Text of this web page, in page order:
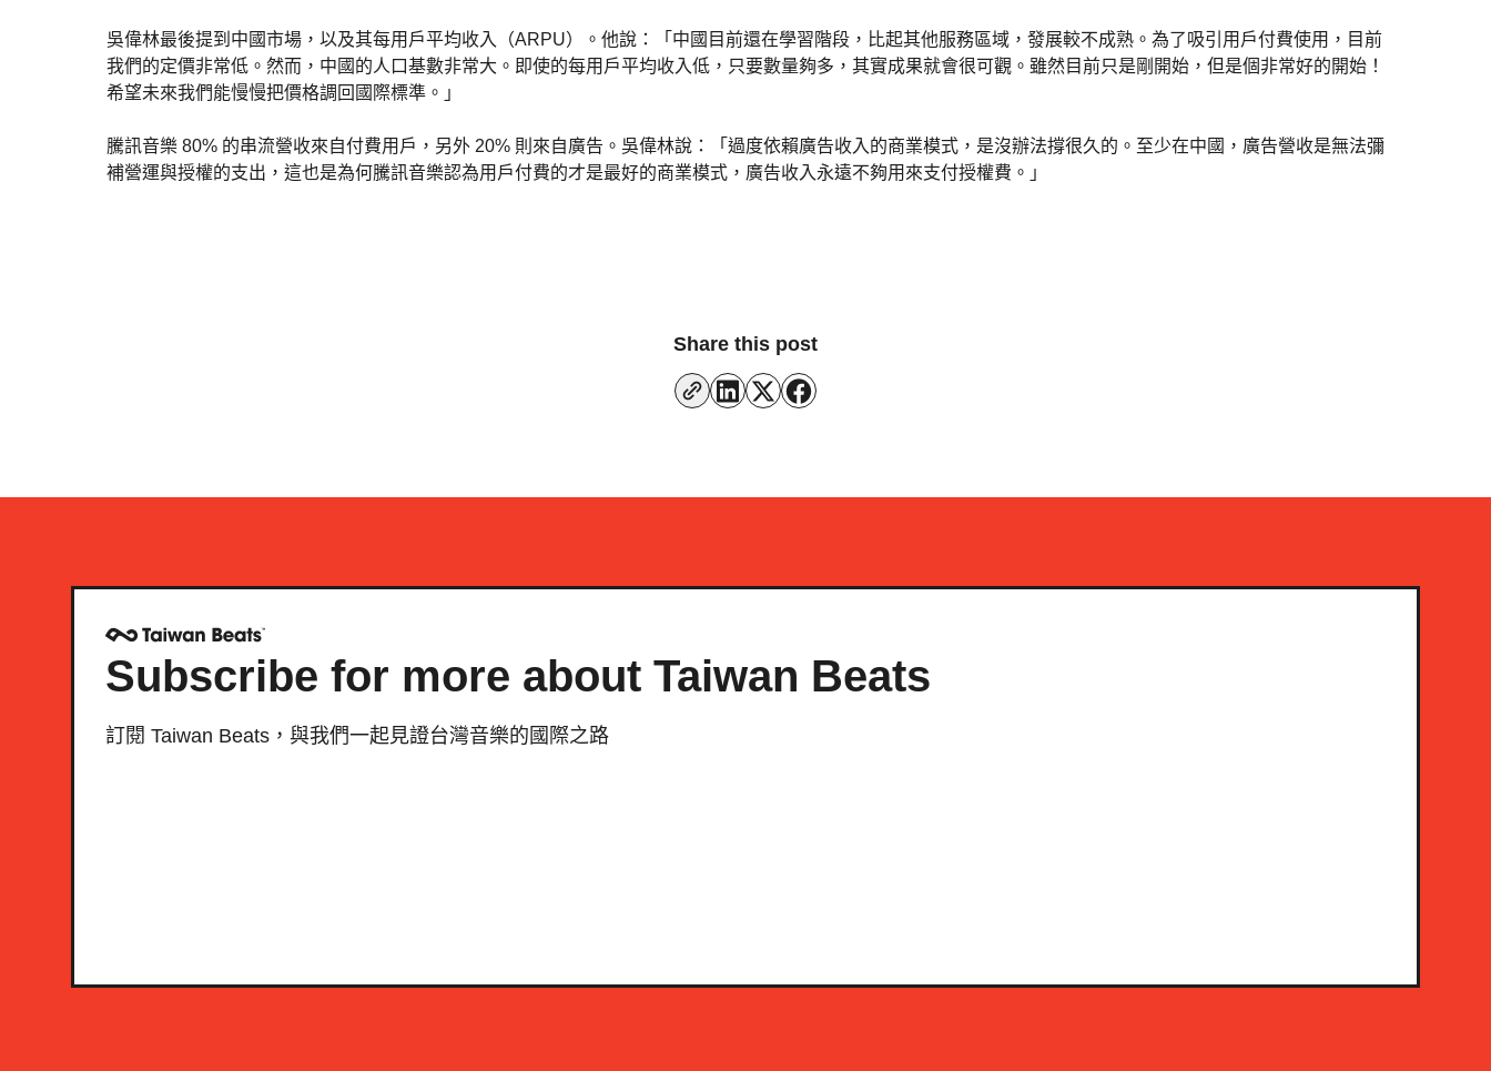
吳偉林最後提到中國市場，以及其每用戶平均收入（ARPU）。他說：「中國目前還在學習階段，比起其他服務區域，發展較不成熟。為了吸引用戶付費使用，目前
我們的定價非常低。然而，中國的人口基數非常大。即使的每用戶平均收入低，只要數量夠多，其實成果就會很可觀。雖然目前只是剛開始，但是個非常好的開始！
希望未來我們能慢慢把價格調回國際標準。」
騰訊音樂 80% 的串流營收來自付費用戶，另外 20% 則來自廣告。吳偉林說：「過度依賴廣告收入的商業模式，是沒辦法撐很久的。至少在中國，廣告營收是無法彌
補營運與授權的支出，這也是為何騰訊音樂認為用戶付費的才是最好的商業模式，廣告收入永遠不夠用來支付授權費。」
Share this post
Subscribe for more about Taiwan Beats
訂閱 Taiwan Beats，與我們一起見證台灣音樂的國際之路